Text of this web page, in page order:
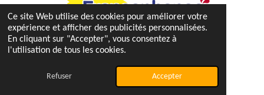
Ce site Web utilise des cookies pour améliorer votre
expérience et afficher des publicités personnalisées.
En cliquant sur "Accepter", vous consentez à
l'utilisation de tous les cookies.
Refuser Accepter
Webador